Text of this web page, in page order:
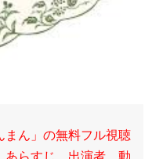
まん」の無料フル視聴